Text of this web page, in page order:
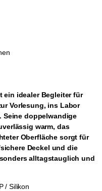
ein idealer Begleiter für
Vorlesung, ins Labor
Seine doppelwandige
warm, das
Oberfläche sorgt für
Deckel und die
alltagstauglich und
/ Silikon